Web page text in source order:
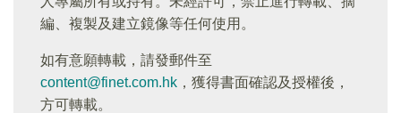
編、複製及建立鏡像等任何使用。
如有意願轉載，請發郵件至
content@finet.com.hk ，獲得書面確認及授權後，
方可轉載。